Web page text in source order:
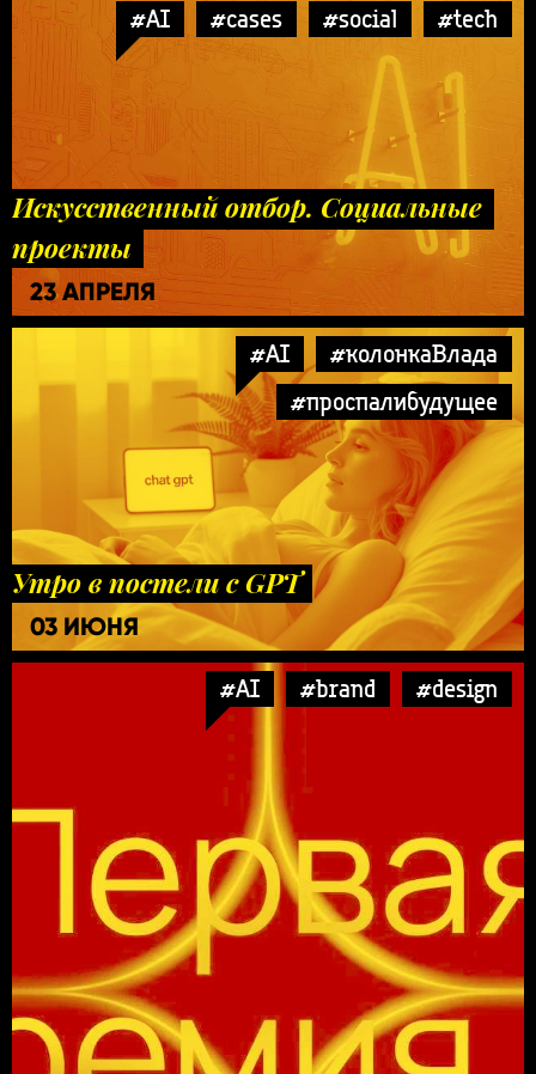
#AI #cases #social #tech
Искусственный отбор. Социальные
проекты
23 АПРЕЛЯ
#AI
#колонкаВлада
#проспалибудущее
Утро в постели с GPT
03 ИЮНЯ
#AI #brand #design